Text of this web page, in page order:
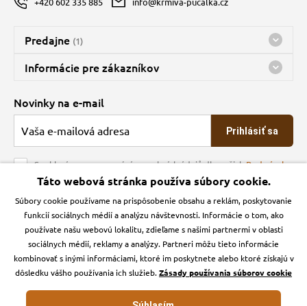
Predajne (1)
Predajňa a sklad Kbely
Bohužiaľ, momentálne máme zatvorené
Informácie pre zákazníkov
O spoločnosti
Veľkoobchod
Obchodné podmienky
Kontakt
Podmienky ochrany osobných údajov
Zásady používanie cookies a Google Analytics
Novinky na e-mail
Prihlásiť sa
Souhlasím se zpracováním osobních údajů dle našichPodmínek
ochrany osobních údajů
Krmiva Pučálka na sociálnych sieťach
Instagran Facebook
Táto webová stránka používa súbory cookie.
Súbory cookie používame na prispôsobenie obsahu a reklám, poskytovanie
funkcií sociálnych médií a analýzu návštevnosti. Informácie o tom, ako
používate našu webovú lokalitu, zdieľame s našimi partnermi v oblasti
sociálnych médií, reklamy a analýzy. Partneri môžu tieto informácie
kombinovať s inými informáciami, ktoré im poskytnete alebo ktoré získajú v
dôsledku vášho používania ich služieb.Zásady používania súborov cookie